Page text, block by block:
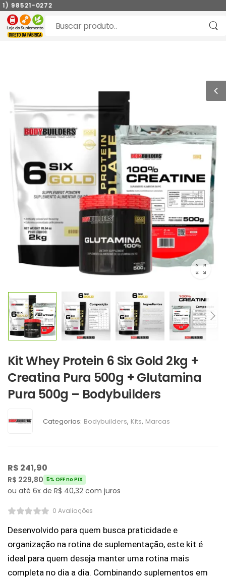
0272
Kit Whey Protein 6 Six Gold 2kg +
Creatina Pura 500g + Glutamina
Pura 500g – Bodybuilders
Categorias: Bodybuilders, Kits, Marcas
R$ 241,90
R$ 229,80 5% OFF no PIX
ou até 6x de R$ 40,32 com juros
0 Avaliações
Desenvolvido para quem busca praticidade e
organização na rotina de suplementação, este kit é
ideal para quem deseja manter uma rotina mais
completa no dia a dia. Combinando suplementos em